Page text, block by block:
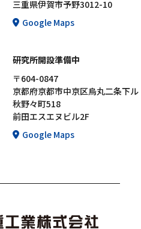
三重県伊賀市予野3012-10
Google Maps
研究所開設準備中
〒604-0847
京都府京都市中京区烏丸二条下ル
秋野々町518
前田エスエヌビル2F
Google Maps